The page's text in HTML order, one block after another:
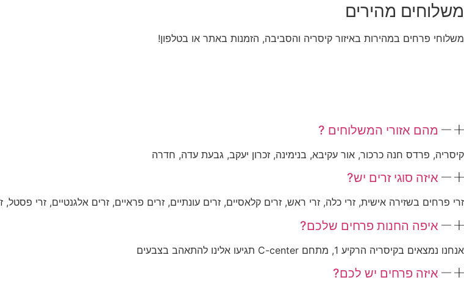
משלוחים מהירים
משלוחי פרחים במהירות באיזור קיסריה והסביבה, הזמנות באתר או בטלפון!
מהם אזורי המשלוחים ?
קיסריה, פרדס חנה כרכור, אור עקיבא, בנימינה, זכרון יעקב, גבעת עדה, חדרה
איזה סוגי זרים יש?
זרי פרחים בשזירה אישית, זרי כלה, זרי ראש, זרים קלאסיים, זרים עונתיים, זרים פראיים, זרים אלגנטיים, זרי
איפה החנות פרחים שלכם?
אנחנו נמצאים בקיסריה הרקיע 1, מתחם C-center תגיעו אלינו להתאהב בצבעים
איזה פרחים יש לכם?